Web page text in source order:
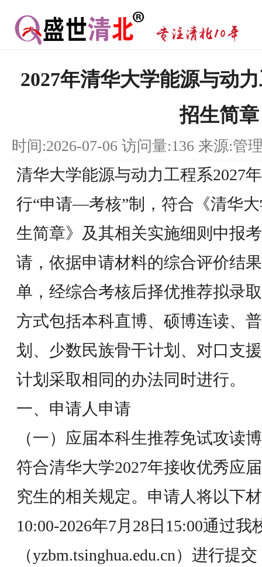
2027年清华大学能源与动
招生简章
时间:2026-07-06 访问量:136 来源:管
清华大学能源与动力工程系2027
行“申请―考核”制，符合《清华
生简章》及其相关实施细则中报
请，依据申请材料的综合评价结
单，经综合考核后择优推荐拟录
方式包括本科直博、硕博连读、
划、少数民族骨干计划、对口支
计划采取相同的办法同时进行。
一、申请人申请
（一）应届本科生推荐免试攻读
符合清华大学2027年接收优秀应
究生的相关规定。申请人将以下
10:00-2026年7月28日15:00通过
（yzbm.tsinghua.edu.cn）进行提